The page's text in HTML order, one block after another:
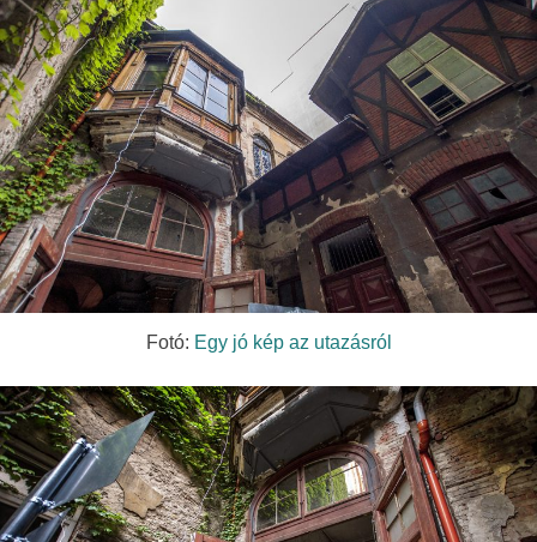
Fotó: Egy jó kép az utazásról